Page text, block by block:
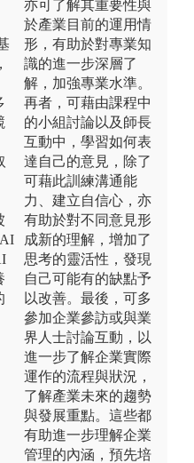
亦可了解其重要性與
於產業目前的運用情
形，有助於對專業知
識的進一步深層了
解，加強專業水準。
再者，可藉由課程中
的小組討論以及師長
互動中，學習如何表
達自己的意見，除了
可藉此訓練溝通能
力、建立自信心，亦
有助於對不同意見形
成新的理解，增加了
思考的靈活性，發現
自己可能有的缺點予
以改善。最後，可多
參加企業參訪或與業
界人士討論互動，以
進一步了解企業實際
運作的流程與狀況，
了解產業未來的趨勢
與發展重點。這些都
有助進一步理解企業
管理的內涵，預先培